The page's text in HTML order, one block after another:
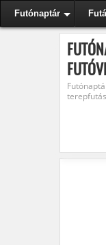
Futónaptár